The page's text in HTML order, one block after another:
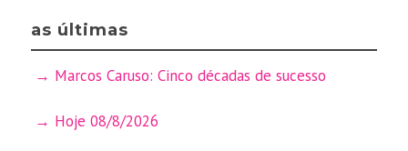
as últimas
Marcos Caruso: Cinco décadas de sucesso
Hoje 08/8/2026